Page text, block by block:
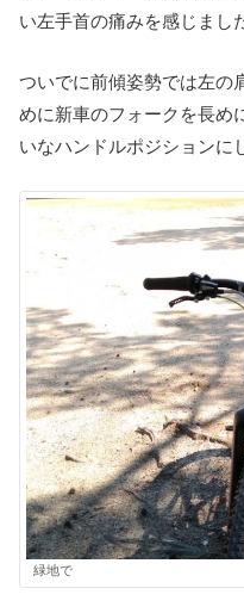
い左手首の痛みを感じまし
ついでに前傾姿勢では左の
めに新車のフォークを長め
いなハンドルポジションに
緑地で